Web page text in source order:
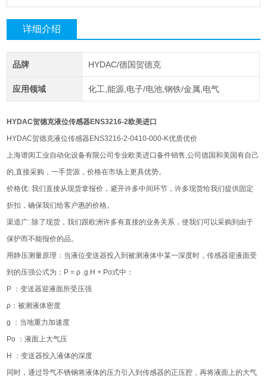
详细介绍
品牌 HYDAC/德国贺德克
应用领域 化工,能源,电子/电池,钢铁/金属,电气
HYDAC贺德克液位传感器ENS3216-2欧美进口
HYDAC贺德克液位传感器ENS3216-2-0410-000-K优质优价
上海谱闵工业自动化设备有限公司专业欧美进口备件销售,公司德国和美国有自己
的,直接采购，一手货源，价格在市场上更具优势。
价格优: 我们直接从现货拿报价，避开许多中间环节，许多现货给我们提供固定
折扣，确保我们给客户惠的价格。
渠道广: 除了现货，我们跟欧洲许多有直接的业务关系，使我们可以采购到由于
保护而不能报价的品。
用静压测量原理：当液位变送器投入到被测液体中某一深度时，传感器迎液面受
到的压强公式为：Ρ = ρ .g.H + Po式中：
P ：变送器迎液面所受压强
ρ：被测液体密度
g ：当地重力加速度
Po ：液面上大气压
H ：变送器投入液体的深度
同时，通过导气不锈钢将液体的压力引入到传感器的正压腔，再将液面上的大气